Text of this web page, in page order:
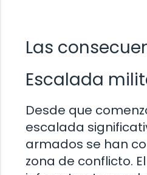
Las
Escalada
Desde que
escalada
armados se han
zona de conflicto.